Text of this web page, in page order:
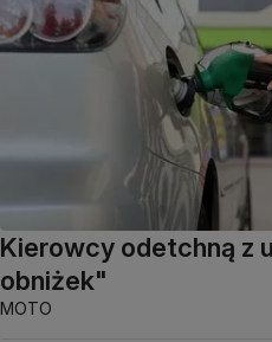
Kierowcy odetchną z
obniżek"
MOTO